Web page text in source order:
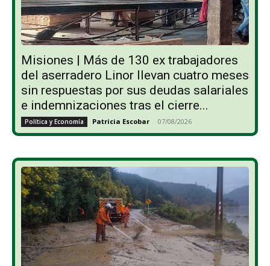
Misiones | Más de 130 ex trabajadores
del aserradero Linor llevan cuatro meses
sin respuestas por sus deudas salariales
e indemnizaciones tras el cierre...
Política y Economía Patricia Escobar - 07/08/2026